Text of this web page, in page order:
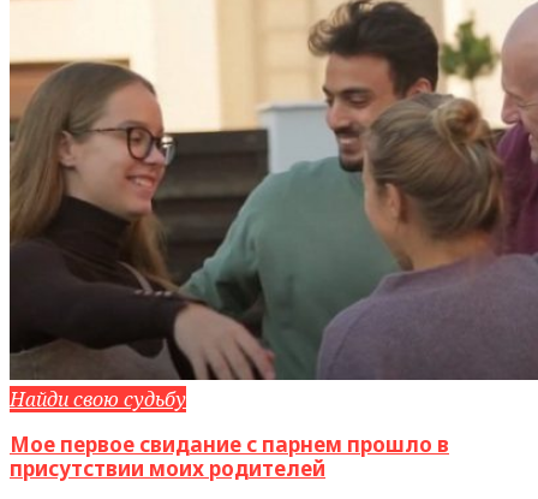
Найди свою судьбу
Мое первое свидание с парнем прошло в
присутствии моих родителей